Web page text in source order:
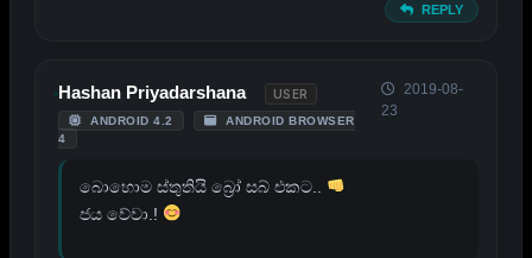
REPLY
Hashan Priyadarshana USER
ANDROID 4.2
ANDROID BROWSER
4
2019-08-
23
බොහොම ස්තුතියි බ්‍රෝ සබ් එකට..
ජය වේවා.!